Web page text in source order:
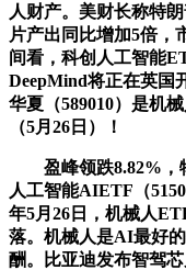
人财产。美财长称特
片产出同比增加5倍，
间看，科创人工智能
DeepMind将正在英国
华夏（589010）是机
（5月26日）！
盈峰领跌8.82%，
人工智能AIETF（
年5月26日，机械人
落。机械人是AI最好
酬。比亚迪发布智驾